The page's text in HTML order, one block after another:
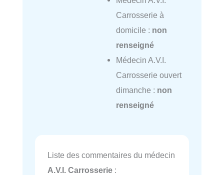
Carrosserie à
domicile : non
renseigné
Médecin A.V.I.
Carrosserie ouvert
dimanche : non
renseigné
Liste des commentaires du médecin
A.V.I. Carrosserie :